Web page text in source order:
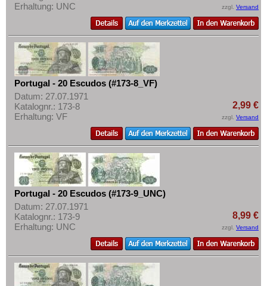
Erhaltung: UNC
zzgl. Versand
Portugal - 20 Escudos (#173-8_VF)
Datum: 27.07.1971
Katalognr.: 173-8
Erhaltung: VF
2,99 €
zzgl. Versand
Portugal - 20 Escudos (#173-9_UNC)
Datum: 27.07.1971
Katalognr.: 173-9
Erhaltung: UNC
8,99 €
zzgl. Versand